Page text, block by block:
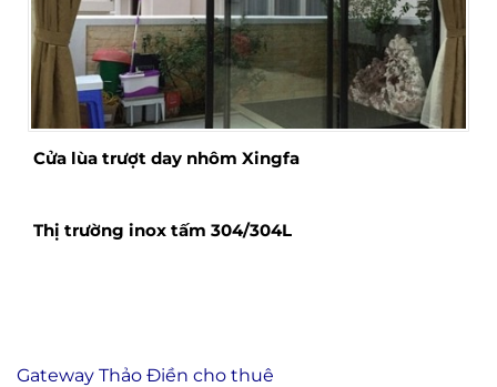
Cửa lùa trượt day nhôm Xingfa
Thị trường inox tấm 304/304L
Gateway Thảo Điền cho thuê